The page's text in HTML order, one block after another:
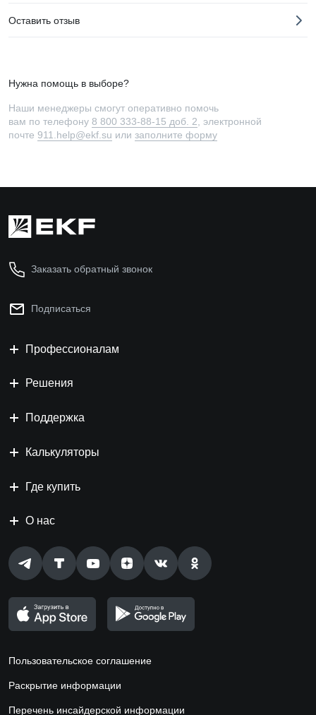
Оставить отзыв
Нужна помощь в выборе?
Наши менеджеры смогут оперативно помочь
вам по телефону 8 800 333-88-15 доб. 2 , электронной
почте 911.help@ekf.su или заполните форму
Заказать обратный звонок
Подписаться
Профессионалам
Решения
Поддержка
Калькуляторы
Где купить
О нас
Пользовательское соглашение
Раскрытие информации
Перечень инсайдерской информации